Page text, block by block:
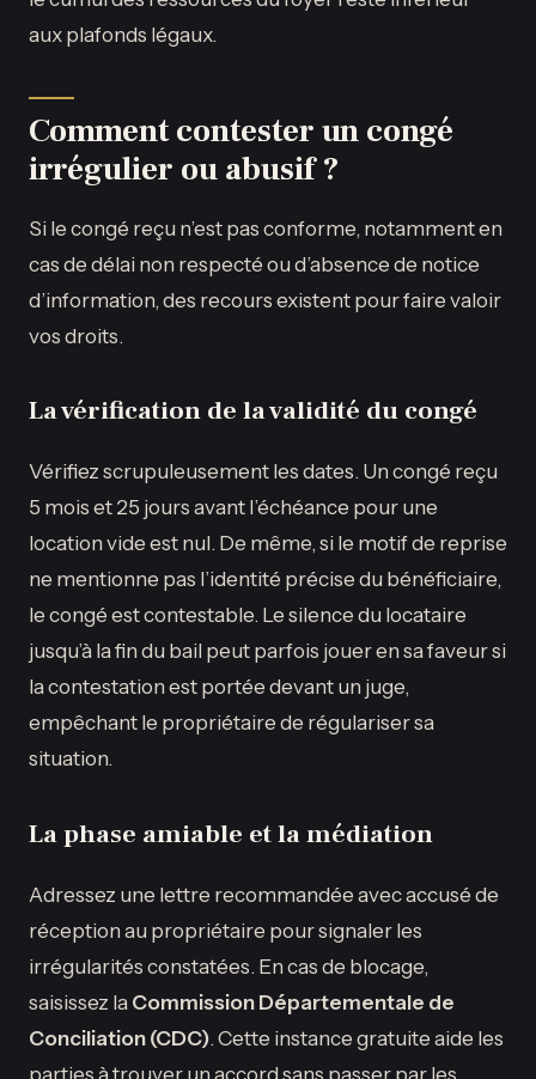
aux plafonds légaux.
Comment contester un congé
irrégulier ou abusif ?
Si le congé reçu n’est pas conforme, notamment en
cas de délai non respecté ou d’absence de notice
d’information, des recours existent pour faire valoir
vos droits.
La vérification de la validité du congé
Vérifiez scrupuleusement les dates. Un congé reçu
5 mois et 25 jours avant l’échéance pour une
location vide est nul. De même, si le motif de reprise
ne mentionne pas l’identité précise du bénéficiaire,
le congé est contestable. Le silence du locataire
jusqu’à la fin du bail peut parfois jouer en sa faveur si
la contestation est portée devant un juge,
empêchant le propriétaire de régulariser sa
situation.
La phase amiable et la médiation
Adressez une lettre recommandée avec accusé de
réception au propriétaire pour signaler les
irrégularités constatées. En cas de blocage,
saisissez laCommission Départementale de
Conciliation (CDC). Cette instance gratuite aide les